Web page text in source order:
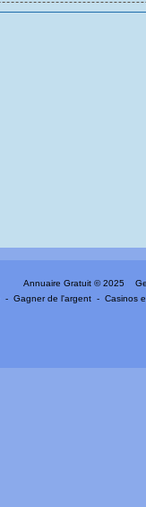
Annuaire Gratuit © 2025
-Gagner de l'argent -Casinos